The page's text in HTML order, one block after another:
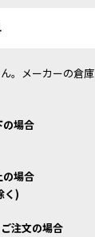
。メーカーの倉庫
場合
場合
く)
注文の場合